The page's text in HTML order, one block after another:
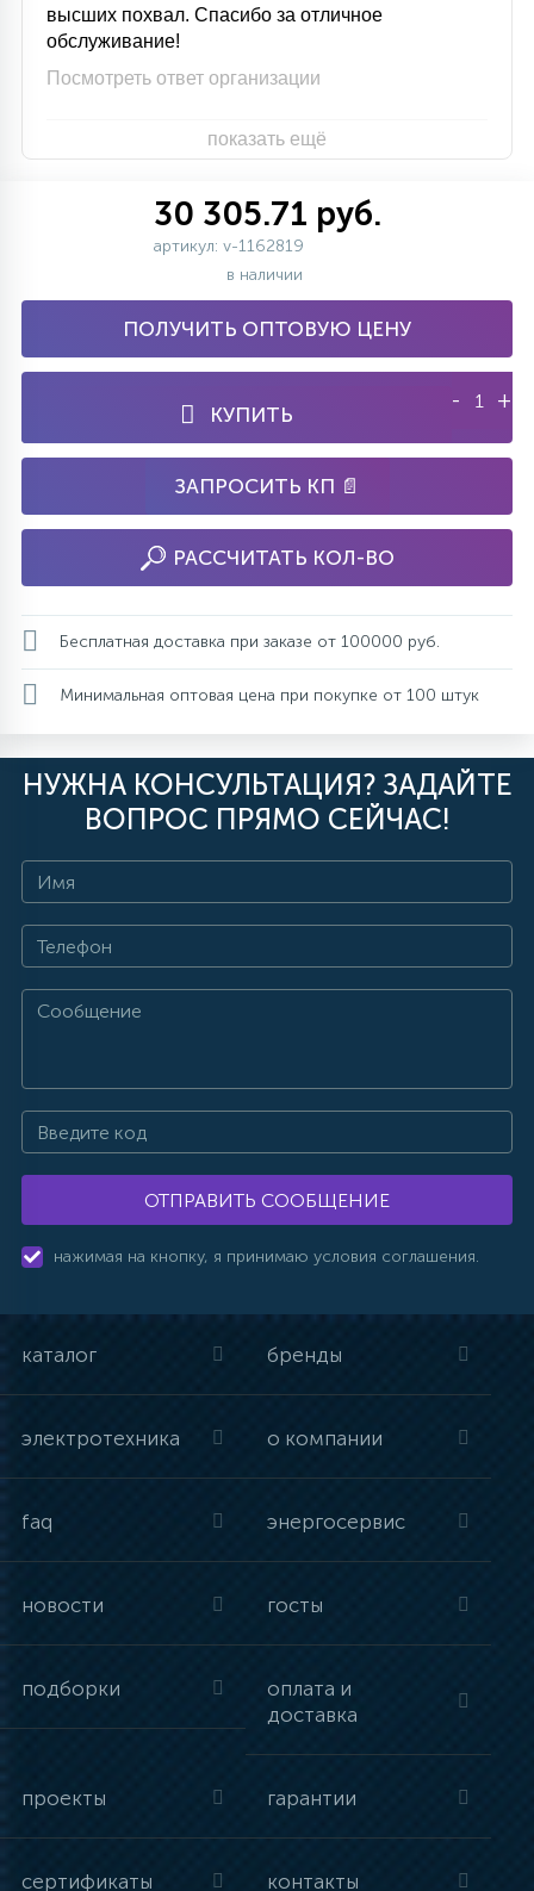
высших похвал. Спасибо за отличное
обслуживание!
Посмотреть ответ организации
показать ещё
30 305.71 руб.
артикул: v-1162819
в наличии
ПОЛУЧИТЬ ОПТОВУЮ ЦЕНУ
КУПИТЬ
- +
ЗАПРОСИТЬ КП 📄
РАССЧИТАТЬ КОЛ-ВО
Бесплатная доставка при заказе от 100000 руб.
Минимальная оптовая цена при покупке от 100 штук
НУЖНА КОНСУЛЬТАЦИЯ? ЗАДАЙТЕ
ВОПРОС ПРЯМО СЕЙЧАС!
ОТПРАВИТЬ СООБЩЕНИЕ
нажимая на кнопку, я принимаю условия соглашения.
каталог бренды
электротехника о компании
faq энергосервис
новости госты
подборки
оплата и
доставка
проекты гарантии
сертификаты контакты